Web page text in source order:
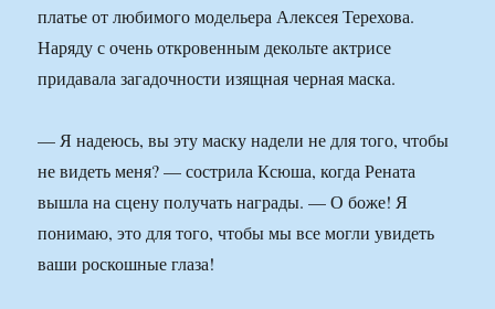
платье от любимого модельера Алексея Терехова.
Наряду с очень откровенным декольте актрисе
придавала загадочности изящная черная маска.
— Я надеюсь, вы эту маску надели не для того, чтобы
не видеть меня? — сострила Ксюша, когда Рената
вышла на сцену получать награды. — О боже! Я
понимаю, это для того, чтобы мы все могли увидеть
ваши роскошные глаза!